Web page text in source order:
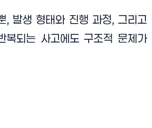
, 발생 형태와 진행 과정, 그리고
복되는 사고에도 구조적 문제가